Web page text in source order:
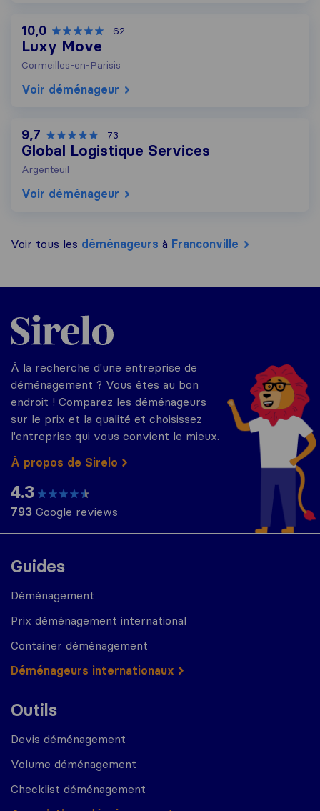
10,0 62
Luxy Move
Cormeilles-en-Parisis
Voir déménageur
9,7 73
Global Logistique Services
Argenteuil
Voir déménageur
Voir tous les déménageurs à Franconville
Guides
Déménagement
Prix déménagement international
Container déménagement
Déménageurs internationaux
Outils
Devis déménagement
Volume déménagement
Checklist déménagement
Sirelo.fr
À la recherche d'une entreprise de
déménagement ? Vous êtes au bon
endroit ! Comparez les déménageurs
sur le prix et la qualité et choisissez
l'entreprise qui vous convient le mieux.
À propos de Sirelo
4.3
793 Google reviews